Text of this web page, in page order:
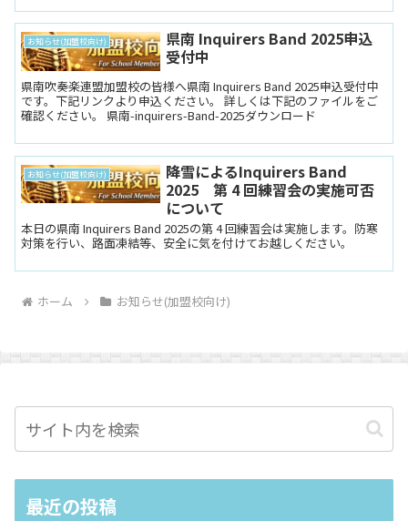
お知らせ(加盟校向け)
県南 Inquirers Band 2025申込
受付中
県南吹奏楽連盟加盟校の皆様へ県南 Inquirers Band 2025申込受付中
です。下記リンクより申込ください。 詳しくは下記のファイルをご
確認ください。 県南-inquirers-Band-2025ダウンロード
お知らせ(加盟校向け)
降雪によるInquirers Band
2025 第 4 回練習会の実施可否
について
本日の県南 Inquirers Band 2025の第 4 回練習会は実施します。防寒
対策を行い、路面凍結等、安全に気を付けてお越しください。
ホーム お知らせ(加盟校向け)
最近の投稿